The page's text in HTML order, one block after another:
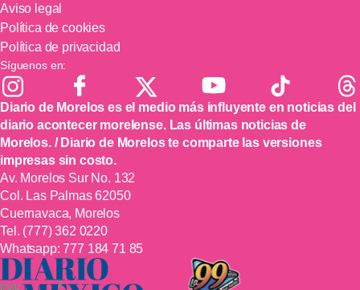
Aviso legal
Política de cookies
Política de privacidad
Síguenos en:
Diario de Morelos es el medio más influyente en noticias del
diario acontecer morelense. Las últimas noticias de
Morelos. / Diario de Morelos te comparte las versiones
impresas sin costo.
Av. Morelos Sur No. 132
Col. Las Palmas 62050
Cuernavaca, Morelos
Tel. (777) 362 0220
Whatsapp:777 184 71 85